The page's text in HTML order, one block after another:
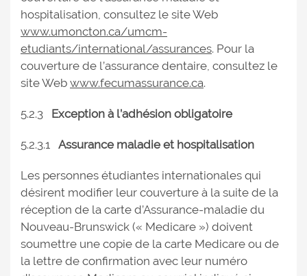
hospitalisation, consultez le site Web
www.umoncton.ca/umcm-
etudiants/international/assurances. Pour la
couverture de l’assurance dentaire, consultez le
site Web www.fecumassurance.ca.
5.2.3 Exception à l’adhésion obligatoire
5.2.3.1 Assurance maladie et hospitalisation
Les personnes étudiantes internationales qui
désirent modifier leur couverture à la suite de la
réception de la carte d’Assurance-maladie du
Nouveau-Brunswick (« Medicare ») doivent
soumettre une copie de la carte Medicare ou de
la lettre de confirmation avec leur numéro